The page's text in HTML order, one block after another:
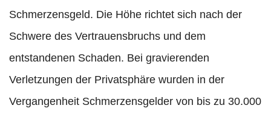
Schmerzensgeld. Die Höhe richtet sich nach der
Schwere des Vertrauensbruchs und dem
entstandenen Schaden. Bei gravierenden
Verletzungen der Privatsphäre wurden in der
Vergangenheit Schmerzensgelder von bis zu 30.000